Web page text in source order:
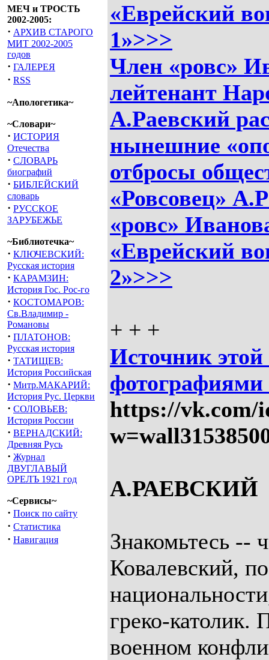
МЕЧ и ТРОСТЬ
2002-2005:
· АРХИВ СТАРОГО
МИТ 2002-2005
годов
· ГАЛЕРЕЯ
· RSS
~Апологетика~
~Словари~
· ИСТОРИЯ
Отечества
· СЛОВАРЬ
биографий
· БИБЛЕЙСКИЙ
словарь
· РУССКОЕ
ЗАРУБЕЖЬЕ
~Библиотечка~
· КЛЮЧЕВСКИЙ:
Русская история
· КАРАМЗИН:
История Гос. Рос-го
· КОСТОМАРОВ:
Св.Владимир -
Романовы
· ПЛАТОНОВ:
Русская история
· ТАТИЩЕВ:
История Российская
· Митр.МАКАРИЙ:
История Рус. Церкви
· СОЛОВЬЕВ:
История России
· ВЕРНАДСКИЙ:
Древняя Русь
· Журнал
ДВУГЛАВЫЙ
ОРЕЛЪ 1921 год
~Сервисы~
· Поиск по сайту
· Статистика
· Навигация
«Еврейский
1»>>>
Член «ровс»
лейтенант
А.Раевский
нынешние
отбросы
«Ровсовец»
«ровс»
«Еврейский
2»>>>
+ + +
Источник
https://vk.com/
А.РАЕВСКИЙ
Знакомьтесь --
Ковалевский,
греко-католик.
военном